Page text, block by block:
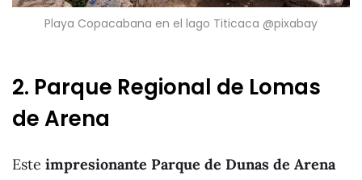
Playa Copacabana en el lago Titicaca @pixabay
2. Parque Regional de Lomas
de Arena
Este impresionante Parque de Dunas de Arena